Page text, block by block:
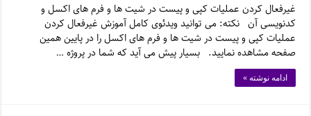
غیرفعال کردن عملیات کپی و پیست در شیت ها و فرم های اکسل و
کدنویسی آن نکته: می توانید ویدئوی کامل آموزش غیرفعال کردن
عملیات کپی و پیست در شیت ها و فرم های اکسل را در پایین همین
صفحه مشاهده نمایید. بسیار پیش می آید که شما در پروژه …
ادامه نوشته »